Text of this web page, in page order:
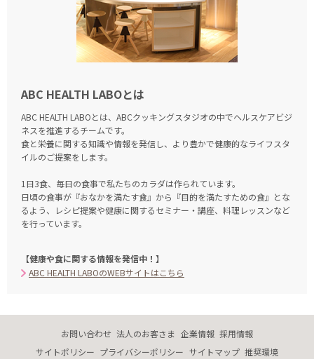
ABC HEALTH LABOとは
ABC HEALTH LABOとは、ABCクッキングスタジオの中でヘルスケアビジ
ネスを推進するチームです。
食と栄養に関する知識や情報を発信し、より豊かで健康的なライフスタ
イルのご提案をします。
1日3食、毎日の食事で私たちのカラダは作られています。
日頃の食事が『おなかを満たす食』から『目的を満たすための食』とな
るよう、
レシピ提案や健康に関するセミナー・講座、料理レッスンなど
を行っています。
【健康や食に関する情報を発信中！】
ABC HEALTH LABOのWEBサイトはこちら
お問い合わせ 法人のお客さま 企業情報 採用情報
サイトポリシー プライバシーポリシー サイトマップ 推奨環境